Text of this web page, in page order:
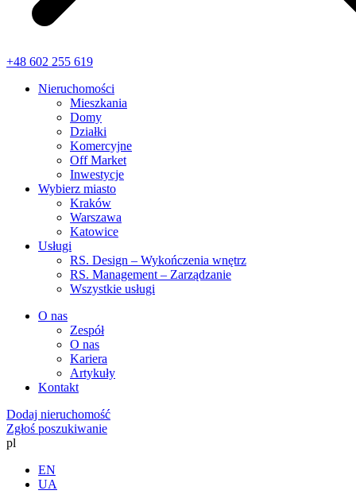
+48 602 255 619
Nieruchomości
Mieszkania
Domy
Działki
Komercyjne
Off Market
Inwestycje
Wybierz miasto
Kraków
Warszawa
Katowice
Usługi
RS. Design – Wykończenia wnętrz
RS. Management – Zarządzanie
Wszystkie usługi
O nas
Zespół
O nas
Kariera
Artykuły
Kontakt
Dodaj nieruchomość
Zgłoś poszukiwanie
pl
EN
UA